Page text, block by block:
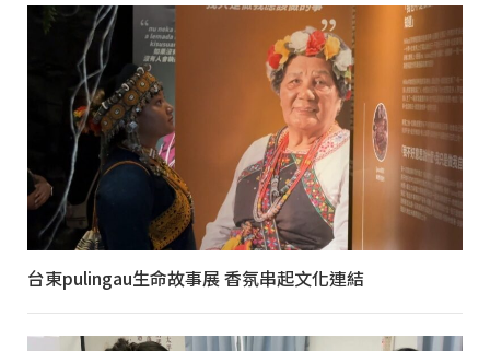
台東pulingau生命故事展 香氛串起文化連結